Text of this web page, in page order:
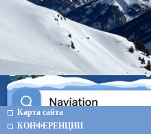
Карта сайта
КОНФЕРЕНЦИИ